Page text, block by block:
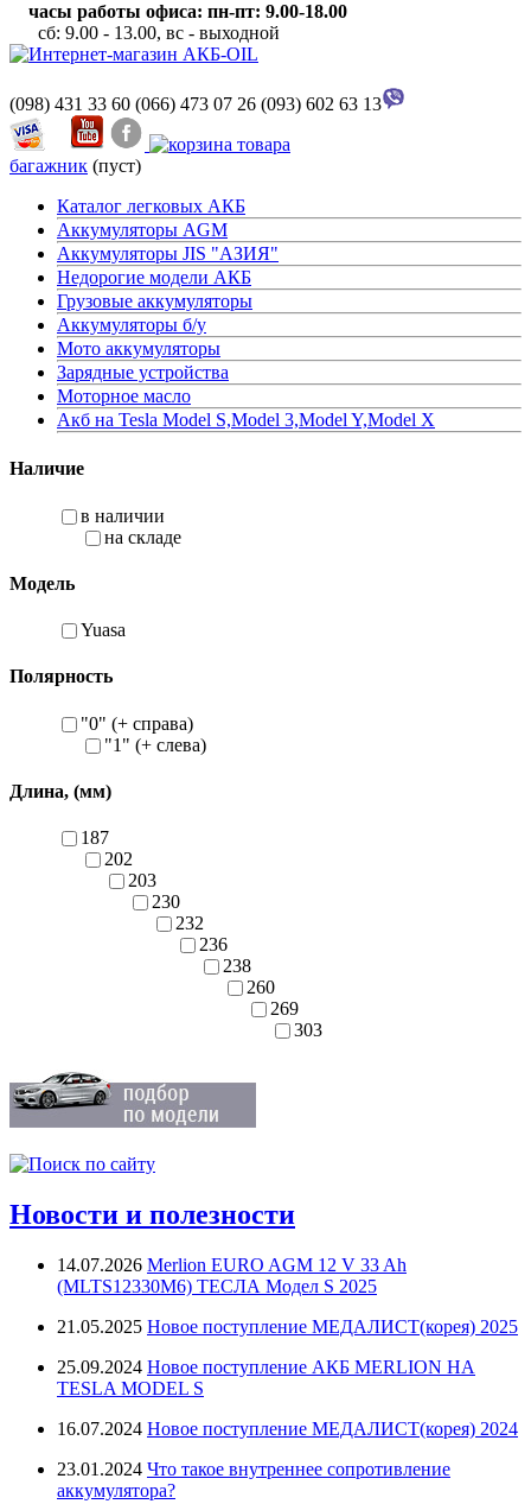
часы работы офиса: пн-пт: 9.00-18.00
сб: 9.00 - 13.00, вс - выходной
(098) 431 33 60 (066) 473 07 26 (093) 602 63 13
багажник (пуст)
Каталог легковых АКБ
Аккумуляторы AGM
Аккумуляторы JIS "АЗИЯ"
Недорогие модели АКБ
Грузовые аккумуляторы
Аккумуляторы б/у
Мото аккумуляторы
Зарядные устройства
Моторное масло
Акб на Tesla Model S,Model 3,Model Y,Model X
Наличие
в наличии
на складе
Модель
Yuasa
Полярность
"0" (+ справа)
"1" (+ слева)
Длина, (мм)
187
202
203
230
232
236
238
260
269
303
Новости и полезности
14.07.2026 Merlion EURO AGM 12 V 33 Ah
(MLTS12330M6) ТЕСЛА Модел S 2025
21.05.2025 Новое поступление МЕДАЛИСТ(корея) 2025
25.09.2024 Новое поступление АКБ MERLION НА
TESLA MODEL S
16.07.2024 Новое поступление МЕДАЛИСТ(корея) 2024
23.01.2024 Что такое внутреннее сопротивление
аккумулятора?